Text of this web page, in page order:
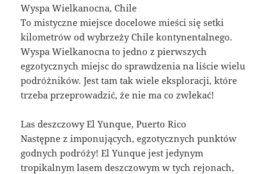
Wyspa Wielkanocna, Chile
To mistyczne miejsce docelowe mieści się setki
kilometrów od wybrzeży Chile kontynentalnego.
Wyspa Wielkanocna to jedno z pierwszych
egzotycznych miejsc do sprawdzenia na liście wielu
podróżników. Jest tam tak wiele eksploracji, które
trzeba przeprowadzić, że nie ma co zwlekać!
Las deszczowy El Yunque, Puerto Rico
Następne z imponujących, egzotycznych punktów
godnych podróży! El Yunque jest jedynym
tropikalnym lasem deszczowym w tych rejonach,